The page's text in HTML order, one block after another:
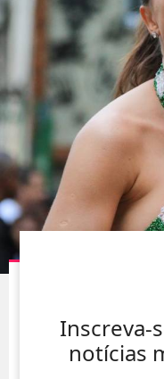
Inscreva-
notícias
RAFA KALIMANN